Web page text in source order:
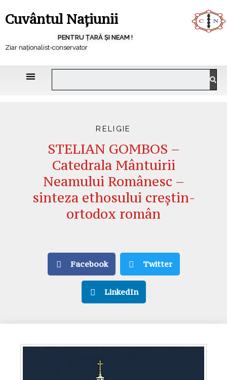
Cuvântul Națiunii
PENTRU ȚARĂ ȘI NEAM !
Ziar naționalist-conservator
RELIGIE
STELIAN GOMBOS –
Catedrala Mântuirii
Neamului Românesc –
sinteza ethosului creştin-
ortodox român
Facebook Twitter
LinkedIn